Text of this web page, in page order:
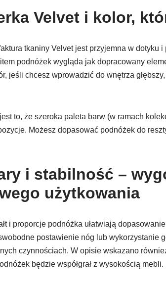
Velvet i kolor,
tkaniny Velvet jest przyjemna w dotyku
podnóżek wygląda jak dopracowany
jeśli chcesz wprowadzić do wnętrza
to, że szeroka paleta barw (w ramach
Możesz dopasować podnóżek do
i stabilność –
użytkowania
i proporcje podnóżka ułatwiają
postawienie nóg lub wykorzystanie
czynnościach. W opisie wskazano
będzie współgrał z wysokością mebli.